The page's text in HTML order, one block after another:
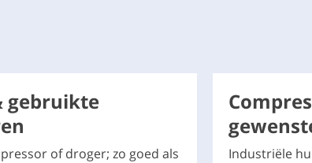
gebruikte
of droger; zo goed als
Industriële